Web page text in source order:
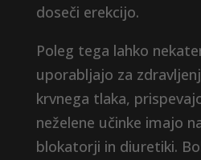
doseči erekcijo.
Poleg tega lahko
uporabljajo za
krvnega tlaka,
neželene učinke imajo
blokatorji in diuretiki.